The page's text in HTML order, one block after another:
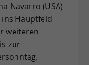
Navarro (USA)
ins Hauptfeld
weiteren
zur